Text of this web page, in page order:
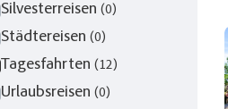
Silvesterreisen (0)
Städtereisen (0)
Tagesfahrten (12)
Urlaubsreisen (0)